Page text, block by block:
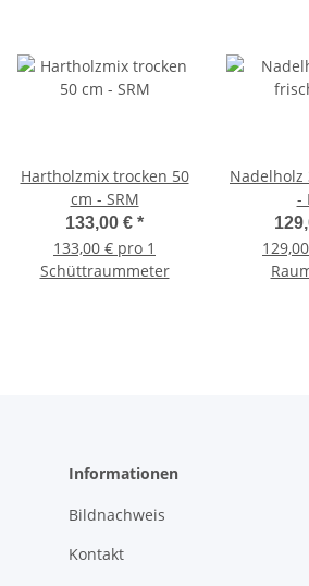
Hartholzmix trocken 50
cm - SRM
133,00 € *
133,00 € pro 1
Schüttraummeter
Nadelholz
-
Informationen
Bildnachweis
Kontakt